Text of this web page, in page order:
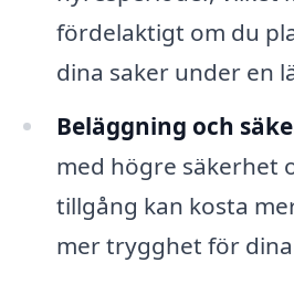
fördelaktigt om du
dina saker under en
Beläggning och
med högre säkerhet
tillgång kan kosta
mer trygghet för